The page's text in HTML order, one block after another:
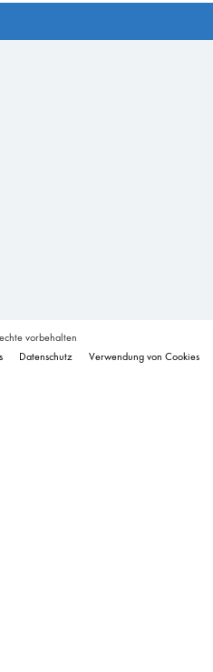
vorbehalten
Datenschutz Verwendung von Cookies